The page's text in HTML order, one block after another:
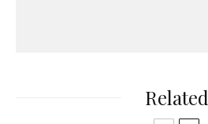
Related